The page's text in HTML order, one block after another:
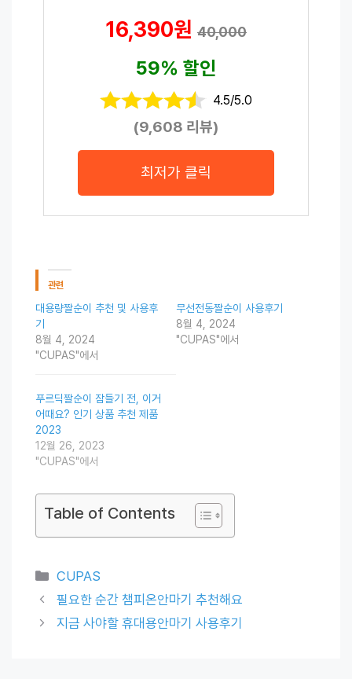
16,390원 40,000
59% 할인
4.5/5.0
(9,608 리뷰)
최저가 클릭
관련
대용량짤순이 추천 및 사용후
기
8월 4, 2024
"CUPAS"에서
무선전동짤순이 사용후기
8월 4, 2024
"CUPAS"에서
푸르딕짤순이 잠들기 전, 이거
어때요? 인기 상품 추천 제품
2023
12월 26, 2023
"CUPAS"에서
Table of Contents
Categories
CUPAS
필요한 순간 챔피온안마기 추천해요
지금 사야할 휴대용안마기 사용후기